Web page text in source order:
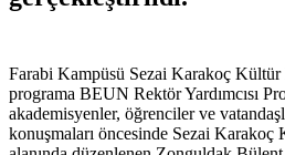
Farabi Kampüsü Sezai Karakoç Kültür
programa BEUN Rektör Yardımcısı
akademisyenler, öğrenciler ve
konuşmaları öncesinde Sezai